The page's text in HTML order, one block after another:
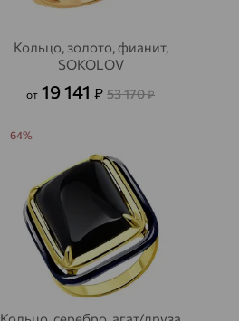
Кольцо, золото, фианит,
SOKOLOV
от 19 141₽ 53 170₽
64%